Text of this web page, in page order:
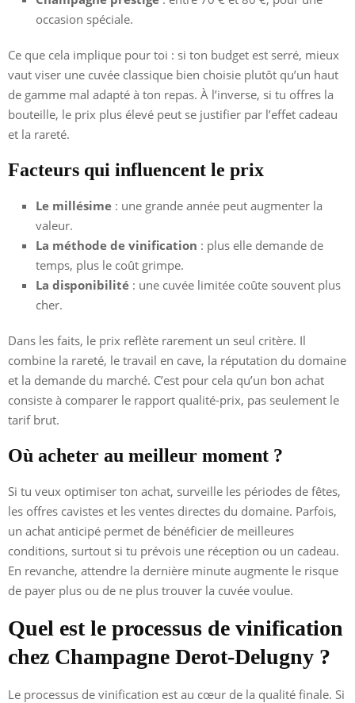
occasion spéciale.
Ce que cela implique pour toi : si ton budget est serré, mieux
vaut viser une cuvée classique bien choisie plutôt qu’un haut
de gamme mal adapté à ton repas. À l’inverse, si tu offres la
bouteille, le prix plus élevé peut se justifier par l’effet cadeau
et la rareté.
Facteurs qui influencent le prix
Le millésime : une grande année peut augmenter la
valeur.
La méthode de vinification : plus elle demande de
temps, plus le coût grimpe.
La disponibilité : une cuvée limitée coûte souvent plus
cher.
Dans les faits, le prix reflète rarement un seul critère. Il
combine la rareté, le travail en cave, la réputation du domaine
et la demande du marché. C’est pour cela qu’un bon achat
consiste à comparer le rapport qualité-prix, pas seulement le
tarif brut.
Où acheter au meilleur moment ?
Si tu veux optimiser ton achat, surveille les périodes de fêtes,
les offres cavistes et les ventes directes du domaine. Parfois,
un achat anticipé permet de bénéficier de meilleures
conditions, surtout si tu prévois une réception ou un cadeau.
En revanche, attendre la dernière minute augmente le risque
de payer plus ou de ne plus trouver la cuvée voulue.
Quel est le processus de vinification
chez Champagne Derot-Delugny ?
Le processus de vinification est au cœur de la qualité finale. Si